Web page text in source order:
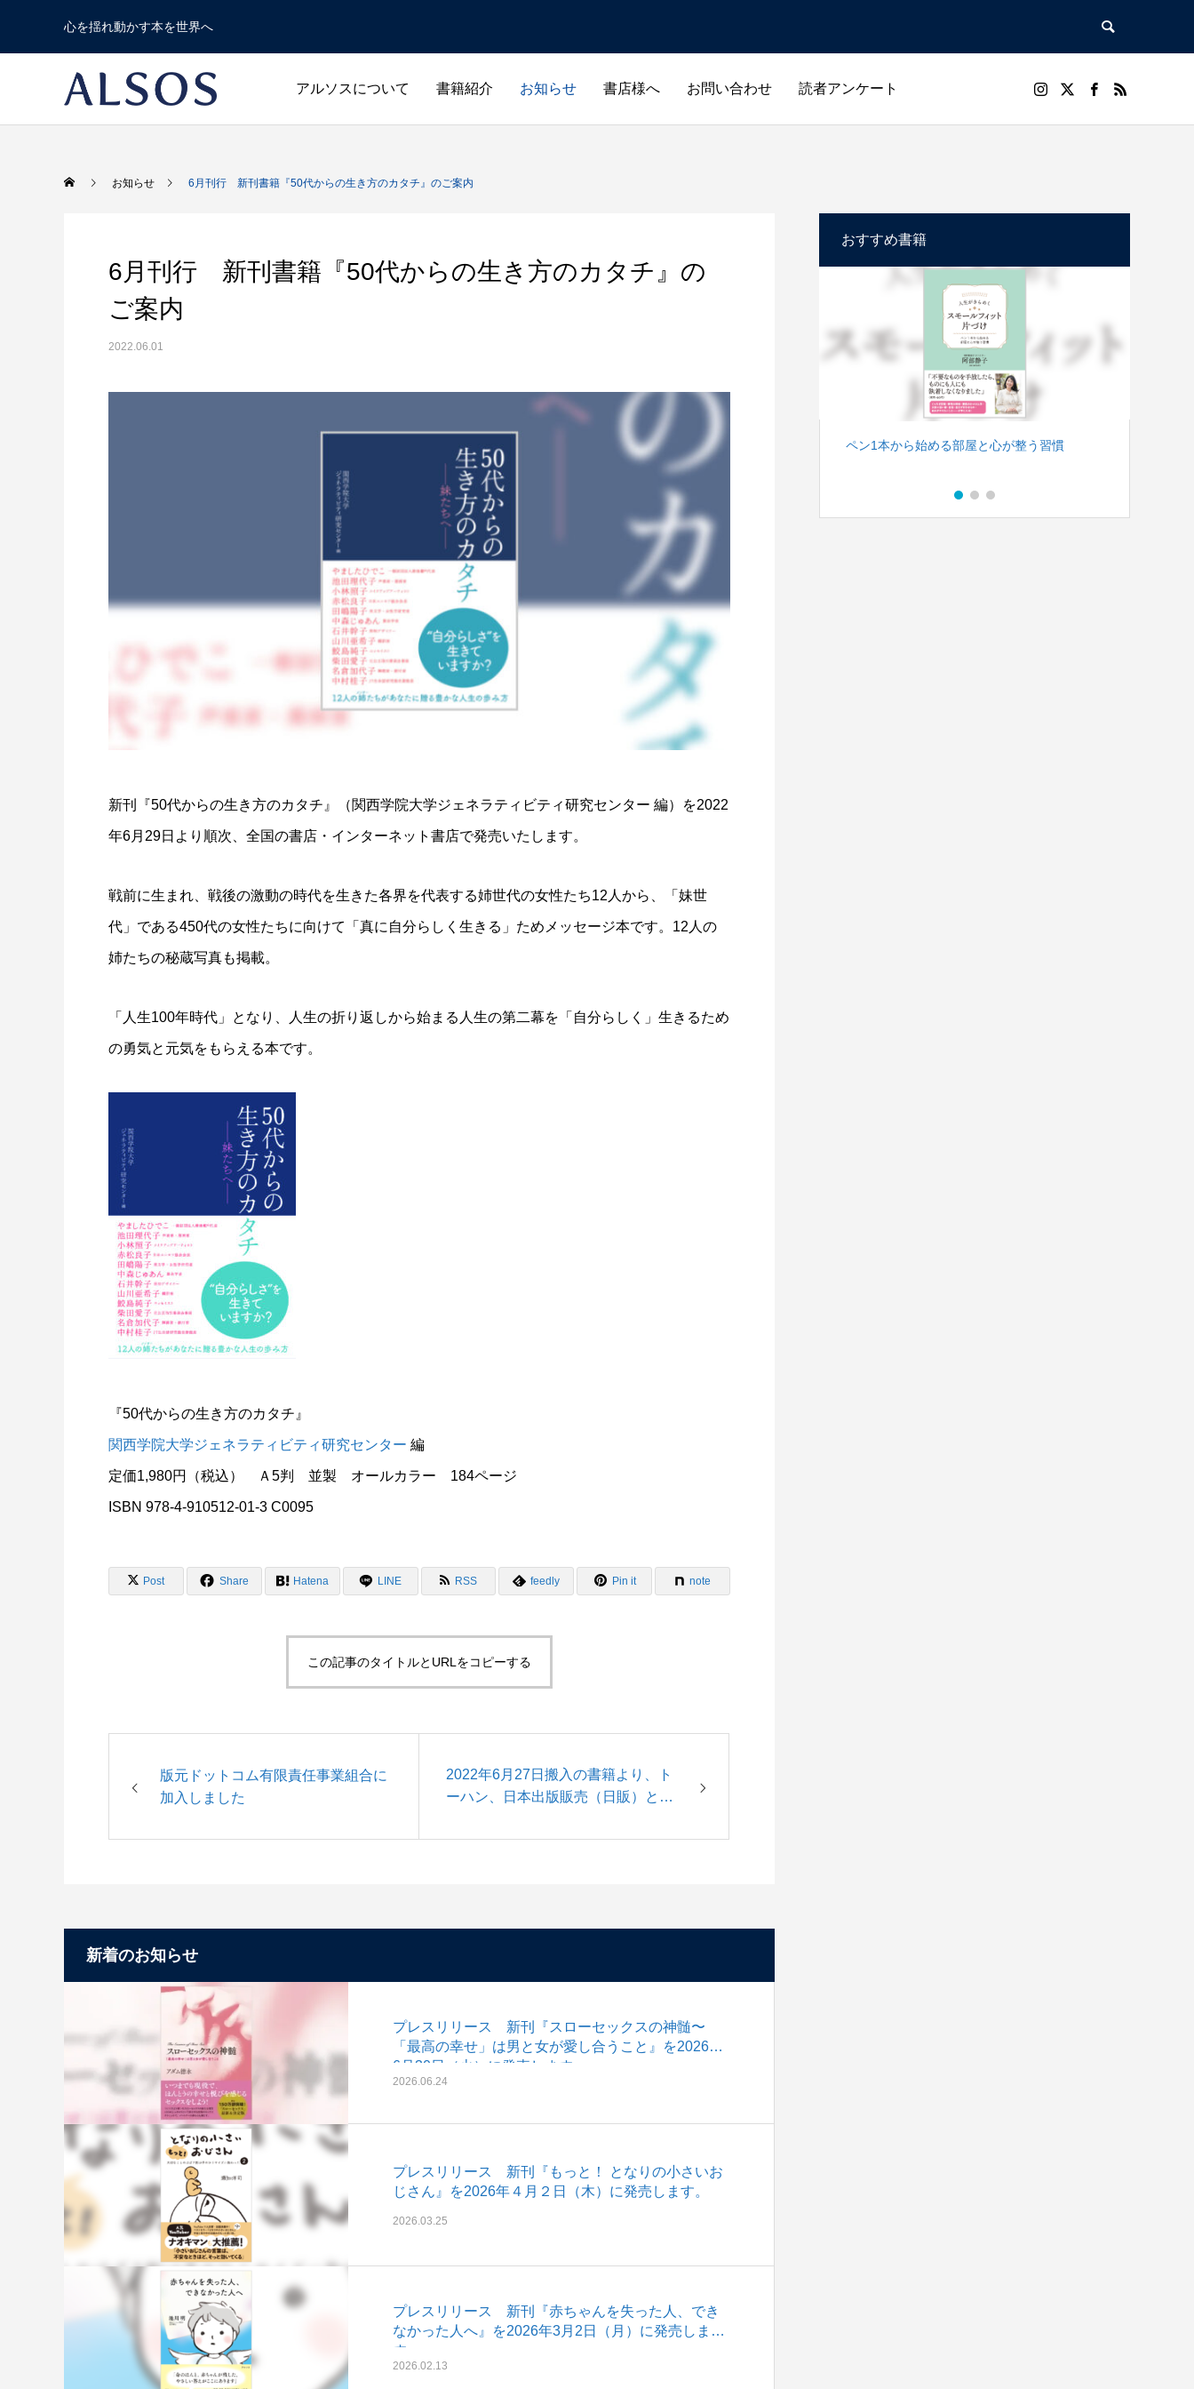
心を揺れ動かす本を世界へ
アルソスについて 書籍紹介 お知らせ 書店様へ お問い合わせ 読者アンケート
趣味・実用 暮らし・健康
お知らせ 6月刊行 新刊書籍『50代からの生き方のカタチ』のご案内
6月刊行 新刊書籍『50代からの生き方のカタチ』の
ご案内
2022.06.01
新刊『50代からの生き方のカタチ』（関西学院大学ジェネラティビティ研究センター 編）を2022
年6月29日より順次、全国の書店・インターネット書店で発売いたします。
戦前に生まれ、戦後の激動の時代を⽣きた各界を代表する姉世代の⼥性たち12人から、「妹世
代」である450代の女性たちに向けて「真に⾃分らしく⽣きる」ためメッセージ本です。12人の
姉たちの秘蔵写真も掲載。
「人生100年時代」となり、人生の折り返しから始まる人生の第二幕を「自分らしく」生きるため
の勇気と元気をもらえる本です。
『50代からの生き方のカタチ』
関西学院大学ジェネラティビティ研究センター 編
定価1,980円（税込） Ａ5判 並製 オールカラー 184ページ
ISBN 978-4-910512-01-3 C0095
Post Share Hatena LINE RSS feedly Pin it note
この記事のタイトルとURLをコピーする
版元ドットコム有限責任事業組合に
加入しました
2022年6月27日搬入の書籍より、ト
ーハン、日本出版販売（日販）との
新着のお知らせ
プレスリリース 新刊『スローセックスの神髄〜
「最高の幸せ」は男と女が愛し合うこと』を2026年
6月30日（火）に発売します。
2026.06.24
プレスリリース 新刊『もっと！ となりの小さいお
じさん』を2026年４月２日（木）に発売します。
2026.03.25
プレスリリース 新刊『赤ちゃんを失った人、でき
なかった人へ』を2026年3月2日（月）に発売しま
す。
2026.02.13
おすすめ書籍
語学学習は、認知症予防になります！ ペン1本から始める部屋と心が整う習慣